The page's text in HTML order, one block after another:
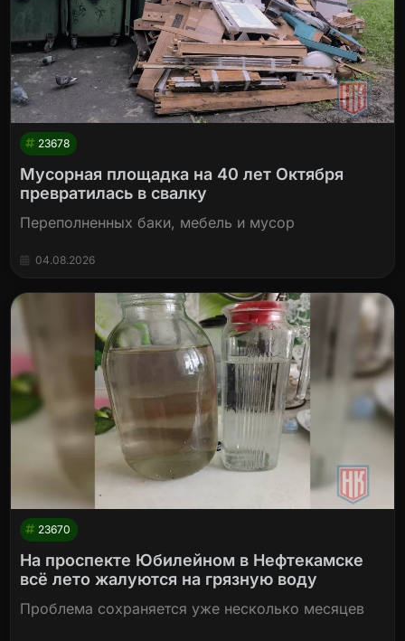
23678
Мусорная площадка на 40 лет Октября
превратилась в свалку
Переполненных баки, мебель и мусор
04.08.2026
23670
На проспекте Юбилейном в Нефтекамске
всё лето жалуются на грязную воду
Проблема сохраняется уже несколько месяцев